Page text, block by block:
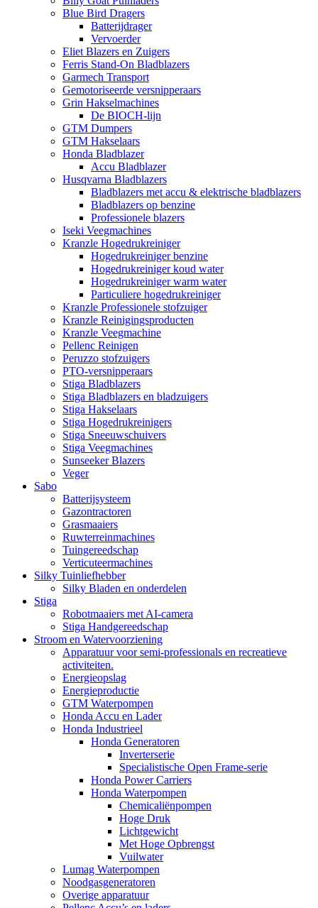
Blue Bird Dragers
Batterijdrager
Vervoerder
Eliet Blazers en Zuigers
Ferris Stand-On Bladblazers
Garmech Transport
Gemotoriseerde versnipperaars
Grin Hakselmachines
De BIOCH-lijn
GTM Dumpers
GTM Hakselaars
Honda Bladblazer
Accu Bladblazer
Husqvarna Bladblazers
Bladblazers met accu & elektrische bladblazers
Bladblazers op benzine
Professionele blazers
Iseki Veegmachines
Kranzle Hogedrukreiniger
Hogedrukreiniger benzine
Hogedrukreiniger koud water
Hogedrukreiniger warm water
Particuliere hogedrukreiniger
Kranzle Professionele stofzuiger
Kranzle Reinigingsproducten
Kranzle Veegmachine
Pellenc Reinigen
Peruzzo stofzuigers
PTO-versnipperaars
Stiga Bladblazers
Stiga Bladblazers en bladzuigers
Stiga Hakselaars
Stiga Hogedrukreinigers
Stiga Sneeuwschuivers
Stiga Veegmachines
Sunseeker Blazers
Veger
Sabo
Batterijsysteem
Gazontractoren
Grasmaaiers
Ruwterreinmachines
Tuingereedschap
Verticuteermachines
Silky Tuinliefhebber
Silky Bladen en onderdelen
Stiga
Robotmaaiers met AI-camera
Stiga Handgereedschap
Stroom en Watervoorziening
Apparatuur voor semi-professionals en recreatieve
activiteiten.
Energieopslag
Energieproductie
GTM Waterpompen
Honda Accu en Lader
Honda Industrieel
Honda Generatoren
Inverterserie
Specialistische Open Frame-serie
Honda Power Carriers
Honda Waterpompen
Chemicaliënpompen
Hoge Druk
Lichtgewicht
Met Hoge Opbrengst
Vuilwater
Lumag Waterpompen
Noodgasgeneratoren
Overige apparatuur